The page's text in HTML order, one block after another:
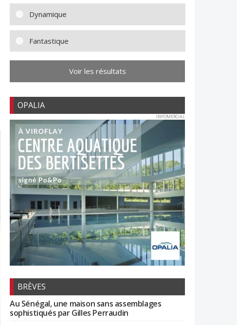
Dynamique
Fantastique
Voir les résultats
OPALIA
INFOMERCIAL
BRÈVES
Au Sénégal, une maison sans assemblages
sophistiqués par Gilles Perraudin